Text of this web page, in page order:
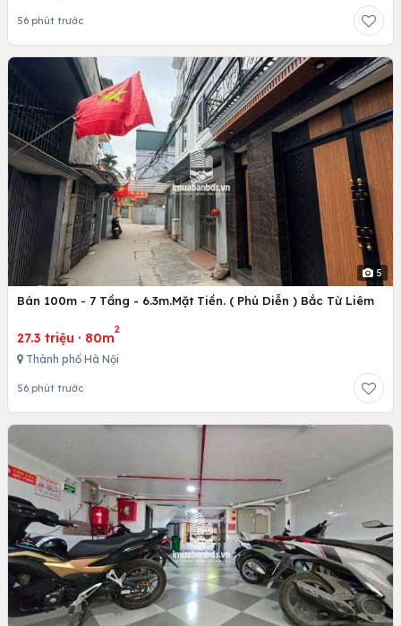
56 phút trước
5
Bán 100m - 7 Tầng - 6.3m.Mặt Tiền. ( Phú Diễn ) Bắc Từ Liêm
27.3 triệu · 80m
2
Thành phố Hà Nội
56 phút trước